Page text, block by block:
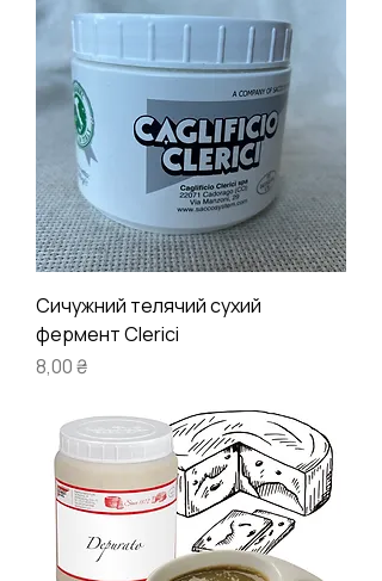
Сичужний телячий сухий
фермент Clerici
Ціна
8,00 ₴